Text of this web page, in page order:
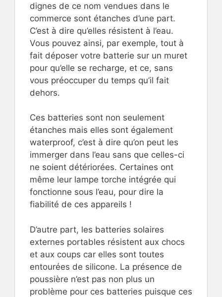
dignes de ce nom vendues dans le
commerce sont étanches d’une part.
C’est à dire qu’elles résistent à l’eau.
Vous pouvez ainsi, par exemple, tout à
fait déposer votre batterie sur un muret
pour qu’elle se recharge, et ce, sans
vous préoccuper du temps qu’il fait
dehors.
Ces batteries sont non seulement
étanches mais elles sont également
waterproof, c’est à dire qu’on peut les
immerger dans l’eau sans que celles-ci
ne soient détériorées. Certaines ont
même leur lampe torche intégrée qui
fonctionne sous l’eau, pour dire la
fiabilité de ces appareils !
D’autre part, les batteries solaires
externes portables résistent aux chocs
et aux coups car elles sont toutes
entourées de silicone. La présence de
poussière n’est pas non plus un
problème pour ces batteries puisque ces